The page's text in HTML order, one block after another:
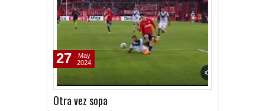
Otra vez sopa
27
May
2024